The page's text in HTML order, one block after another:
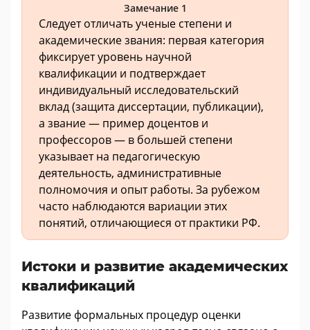
Замечание 1
Следует отличать ученые степени и
академические звания: первая категория
фиксирует уровень научной
квалификации и подтверждает
индивидуальный исследовательский
вклад (защита диссертации, публикации),
а звание — пример доцентов и
профессоров — в большей степени
указывает на педагогическую
деятельность, административные
полномочия и опыт работы. За рубежом
часто наблюдаются вариации этих
понятий, отличающиеся от практики РФ.
Истоки и развитие академических
квалификаций
Развитие формальных процедур оценки